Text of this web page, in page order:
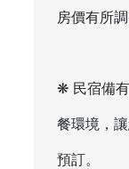
房價有所
❋ 民宿備
餐環境，
預訂。